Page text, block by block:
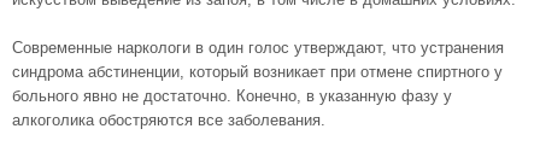
Современные наркологи в один голос утверждают, что устранения
синдрома абстиненции, который возникает при отмене спиртного у
больного явно не достаточно. Конечно, в указанную фазу у
алкоголика обостряются все заболевания.